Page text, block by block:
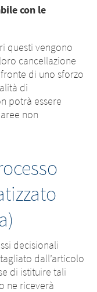
con le
questi vengono
cancellazione
di uno sforzo
di
potrà essere
non
decisionali
dall’articolo
di istituire tali
ne riceverà